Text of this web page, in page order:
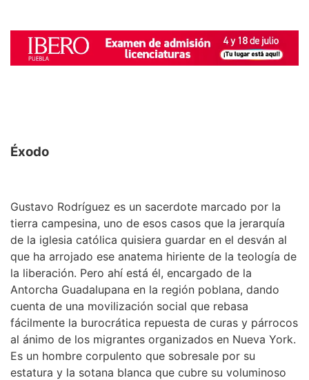
Éxodo
Gustavo Rodríguez es un sacerdote marcado por la
tierra campesina, uno de esos casos que la jerarquía
de la iglesia católica quisiera guardar en el desván al
que ha arrojado ese anatema hiriente de la teología de
la liberación. Pero ahí está él, encargado de la
Antorcha Guadalupana en la región poblana, dando
cuenta de una movilización social que rebasa
fácilmente la burocrática repuesta de curas y párrocos
al ánimo de los migrantes organizados en Nueva York.
Es un hombre corpulento que sobresale por su
estatura y la sotana blanca que cubre su voluminoso